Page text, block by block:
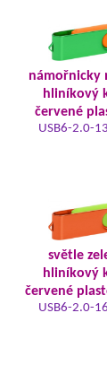
námořnicky
hliníkový
červené
USB6-2.0-
světle
hliníkový
červené
USB6-2.0-